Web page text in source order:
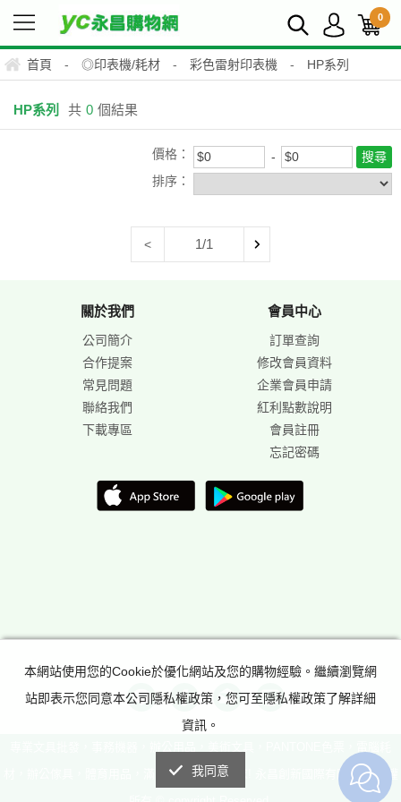
0
首頁 - ◎印表機/耗材 - 彩色雷射印表機 - HP系列
HP系列 共 0 個結果
價格：
排序：
< 1/1
關於我們
公司簡介
合作提案
常見問題
聯絡我們
下載專區
會員中心
訂單查詢
修改會員資料
企業會員申請
紅利點數說明
會員註冊
忘記密碼
材，辦公傢具，體育用品，滿足所有辦公室需求! 永昌創新國際有限公司 版權
本網站使用您的Cookie於優化網站及您的購物經驗。繼續瀏覽網
站即表示您同意本公司隱私權政策，您可至隱私權政策了解詳細
資訊。
我同意